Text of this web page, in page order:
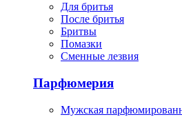
Для бритья
После бритья
Бритвы
Помазки
Сменные лезвия
Парфюмерия
Мужская